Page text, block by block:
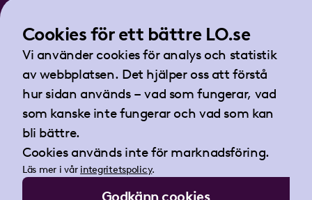
Lättläst om LO
Teckenspråksfilm
Tidningen Arbetet
Landsorganisationen i Sverige
Barnhusgatan 18
105 53 Stockholm
Tel:08-796 25 00
Fax:08-796 25 17
E-post:info@lo.se
Cookies för ett bättre LO.se
Vi använder cookies för analys och statistik
av webbplatsen. Det hjälper oss att förstå
hur sidan används – vad som fungerar, vad
som kanske inte fungerar och vad som kan
bli bättre.
Cookies används inte för marknadsföring.
Läs mer i vår integritetspolicy.
Godkänn cookies